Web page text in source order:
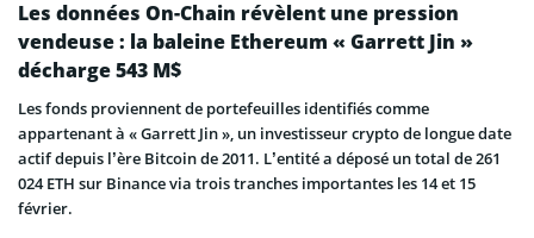
Les données On-Chain révèlent une pression
vendeuse : la baleine Ethereum « Garrett Jin »
décharge 543 M$
Les fonds proviennent de portefeuilles identifiés comme
appartenant à « Garrett Jin », un investisseur crypto de longue date
actif depuis l’ère Bitcoin de 2011. L’entité a déposé un total de 261
024 ETH sur Binance via trois tranches importantes les 14 et 15
février.